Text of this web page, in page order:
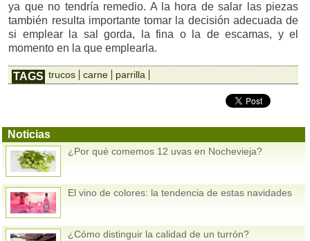
ya que no tendría remedio. A la hora de salar las piezas
también resulta importante tomar la decisión adecuada de
si emplear la sal gorda, la fina o la de escamas, y el
momento en la que emplearla.
TAGS trucos carne parrilla
Noticias
¿Por qué comemos 12 uvas en Nochevieja?
El vino de colores: la tendencia de estas navidades
¿Cómo distinguir la calidad de un turrón?